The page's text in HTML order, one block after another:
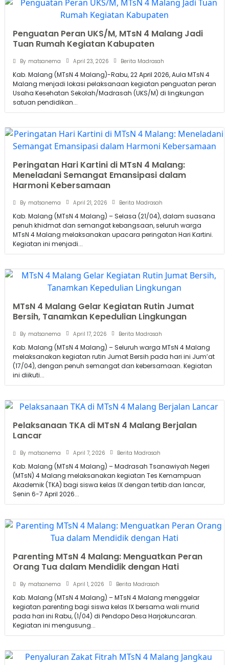
Penguatan Peran UKS/M, MTsN 4 Malang Jadi
Tuan Rumah Kegiatan Kabupaten
By matsanema April 23, 2026 Berita Madrasah
Kab. Malang (MTsN 4 Malang)-Rabu, 22 April 2026, Aula MTsN 4
Malang menjadi lokasi pelaksanaan kegiatan penguatan peran
Usaha Kesehatan Sekolah/Madrasah (UKS/M) di lingkungan
satuan pendidikan...
Peringatan Hari Kartini di MTsN 4 Malang:
Meneladani Semangat Emansipasi dalam
Harmoni Kebersamaan
By matsanema April 21, 2026 Berita Madrasah
Kab. Malang (MTsN 4 Malang) – Selasa (21/04), dalam suasana
penuh khidmat dan semangat kebangsaan, seluruh warga
MTsN 4 Malang melaksanakan upacara peringatan Hari Kartini.
Kegiatan ini menjadi...
MTsN 4 Malang Gelar Kegiatan Rutin Jumat
Bersih, Tanamkan Kepedulian Lingkungan
By matsanema April 17, 2026 Berita Madrasah
Kab. Malang (MTsN 4 Malang) – Seluruh warga MTsN 4 Malang
melaksanakan kegiatan rutin Jumat Bersih pada hari ini Jum’at
(17/04), dengan penuh semangat dan kebersamaan. Kegiatan
ini diikuti...
Pelaksanaan TKA di MTsN 4 Malang Berjalan
Lancar
By matsanema April 7, 2026 Berita Madrasah
Kab. Malang (MTsN 4 Malang) – Madrasah Tsanawiyah Negeri
(MTsN) 4 Malang melaksanakan kegiatan Tes Kemampuan
Akademik (TKA) bagi siswa kelas IX dengan tertib dan lancar,
Senin 6-7 April 2026...
Parenting MTsN 4 Malang: Menguatkan Peran
Orang Tua dalam Mendidik dengan Hati
By matsanema April 1, 2026 Berita Madrasah
Kab. Malang (MTsN 4 Malang) – MTsN 4 Malang menggelar
kegiatan parenting bagi siswa kelas IX bersama wali murid
pada hari ini Rabu, (1/04) di Pendopo Desa Harjokuncaran.
Kegiatan ini mengusung...